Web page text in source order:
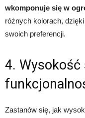
wkomponuje się w
różnych kolorach,
swoich preferencji.
4. Wysokość
Zastanów się, jak